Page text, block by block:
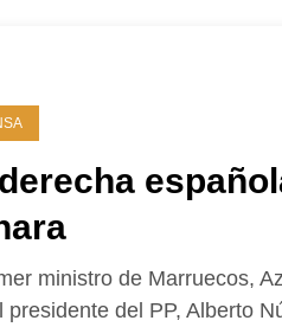
ministro de Marruecos,
presidente del PP, Alberto